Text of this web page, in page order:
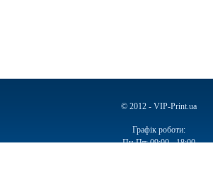
© 2012 - VIP-Print.ua
Графік роботи:
Пн-Пт: 09:00 - 18:00